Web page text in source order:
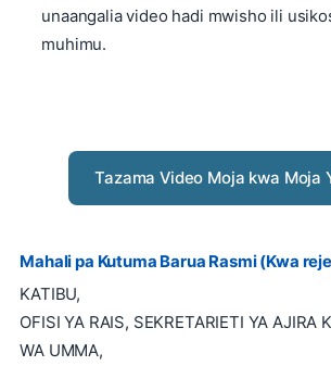
unaangalia video hadi mwisho ili
muhimu.
Tazama Video Moja kwa Moja
Mahali pa Kutuma Barua Rasmi (Kwa
KATIBU,
OFISI YA RAIS, SEKRETARIETI YA AJIRA
WA UMMA,